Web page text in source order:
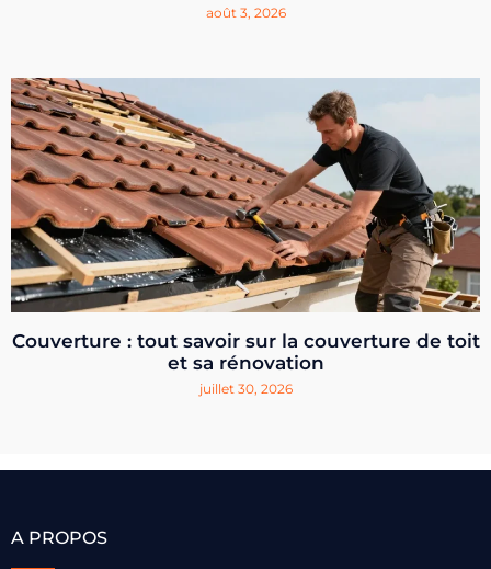
août 3, 2026
Couverture : tout savoir sur la couverture de toit
et sa rénovation
juillet 30, 2026
A PROPOS